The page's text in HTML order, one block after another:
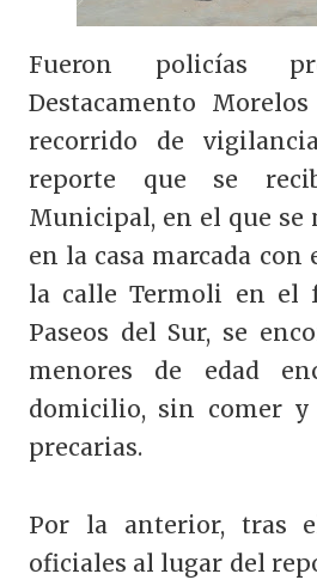
Fueron policías
Destacamento
recorrido de
reporte que se
Municipal, en el que se
en la casa marcada con
la calle Termoli en el
Paseos del Sur, se
menores de edad
domicilio, sin comer y
precarias.
Por la anterior, tras
oficiales al lugar del